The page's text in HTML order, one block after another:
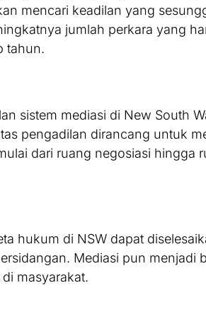
mencari keadilan yang
jumlah perkara yang
tahun.
sistem mediasi di New South
pengadilan dirancang untuk
dari ruang negosiasi hingga
hukum di NSW dapat
Mediasi pun menjadi
masyarakat.